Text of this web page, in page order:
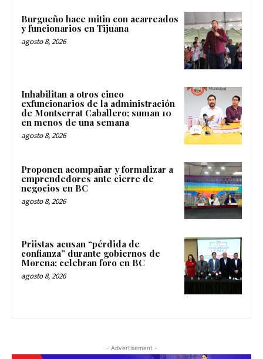
Burgueño hace mitin con acarreados
y funcionarios en Tijuana
agosto 8, 2026
Inhabilitan a otros cinco
exfuncionarios de la administración
de Montserrat Caballero; suman 10
en menos de una semana
agosto 8, 2026
Proponen acompañar y formalizar a
emprendedores ante cierre de
negocios en BC
agosto 8, 2026
Priistas acusan “pérdida de
confianza” durante gobiernos de
Morena; celebran foro en BC
agosto 8, 2026
- Advertisement -